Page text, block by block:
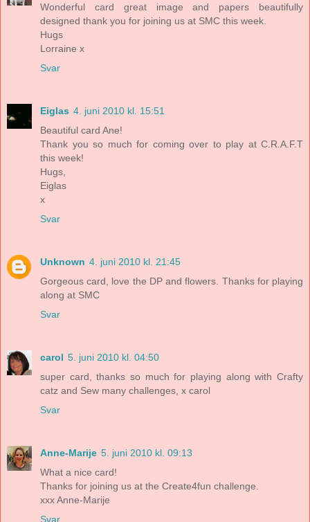
Wonderful card great image and papers beautifully
designed thank you for joining us at SMC this week.
Hugs
Lorraine x
Svar
Eiglas 4. juni 2010 kl. 15:51
Beautiful card Ane!
Thank you so much for coming over to play at C.R.A.F.T
this week!
Hugs,
Eiglas
x
Svar
Unknown 4. juni 2010 kl. 21:45
Gorgeous card, love the DP and flowers. Thanks for playing
along at SMC
Svar
carol 5. juni 2010 kl. 04:50
super card, thanks so much for playing along with Crafty
catz and Sew many challenges, x carol
Svar
Anne-Marije 5. juni 2010 kl. 09:13
What a nice card!
Thanks for joining us at the Create4fun challenge.
xxx Anne-Marije
Svar